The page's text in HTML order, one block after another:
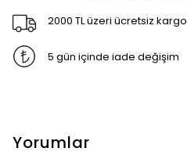
2000 TL üzeri ücretsiz kargo
5 gün içinde iade değişim
Yorumlar